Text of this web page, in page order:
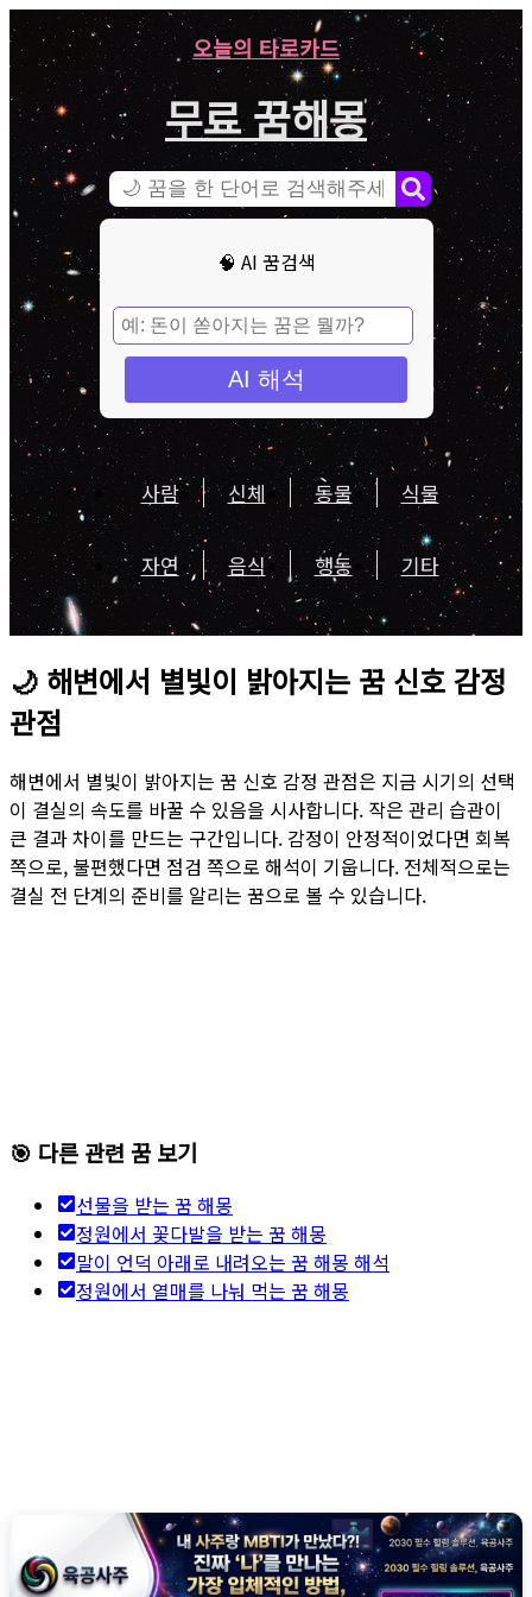
오늘의 타로카드
무료 꿈해몽
🧠 AI 꿈검색
AI 해석
사람 신체 동물 식물
자연 음식 행동 기타
🌙 해변에서 별빛이 밝아지는 꿈 신호 감정
관점
해변에서 별빛이 밝아지는 꿈 신호 감정 관점은 지금 시기의 선택
이 결실의 속도를 바꿀 수 있음을 시사합니다. 작은 관리 습관이
큰 결과 차이를 만드는 구간입니다. 감정이 안정적이었다면 회복
쪽으로, 불편했다면 점검 쪽으로 해석이 기웁니다. 전체적으로는
결실 전 단계의 준비를 알리는 꿈으로 볼 수 있습니다.
🎯 다른 관련 꿈 보기
선물을 받는 꿈 해몽
정원에서 꽃다발을 받는 꿈 해몽
말이 언덕 아래로 내려오는 꿈 해몽 해석
정원에서 열매를 나눠 먹는 꿈 해몽